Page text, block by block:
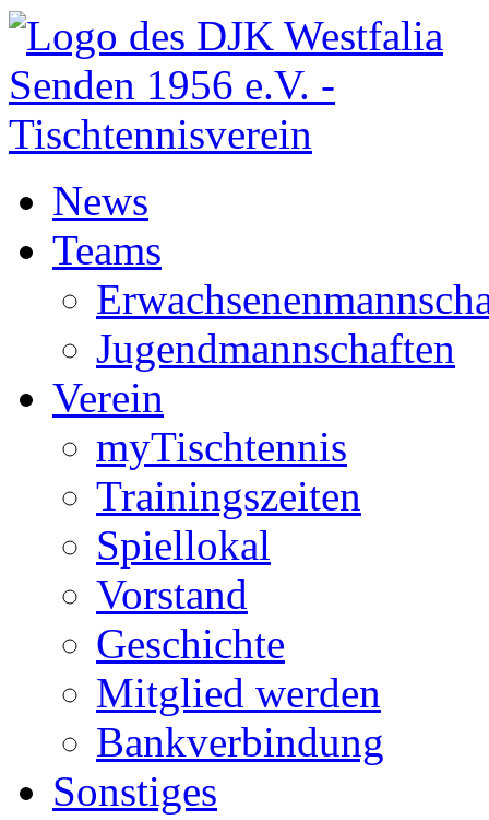
News
Teams
Jugendmannschaften
Verein
myTischtennis
Trainingszeiten
Spiellokal
Vorstand
Geschichte
Mitglied werden
Bankverbindung
Sonstiges